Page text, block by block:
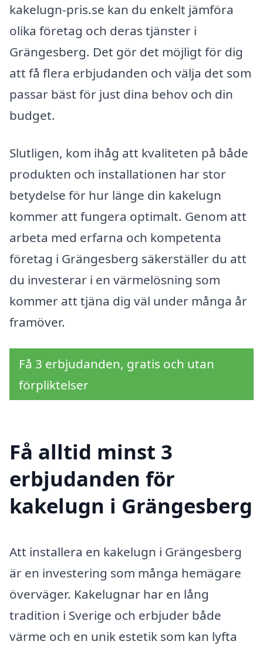
kakelugn-pris.se kan du enkelt jämföra
olika företag och deras tjänster i
Grängesberg. Det gör det möjligt för dig
att få flera erbjudanden och välja det som
passar bäst för just dina behov och din
budget.
Slutligen, kom ihåg att kvaliteten på både
produkten och installationen har stor
betydelse för hur länge din kakelugn
kommer att fungera optimalt. Genom att
arbeta med erfarna och kompetenta
företag i Grängesberg säkerställer du att
du investerar i en värmelösning som
kommer att tjäna dig väl under många år
framöver.
Få 3 erbjudanden, gratis och utan
förpliktelser
Få alltid minst 3
erbjudanden för
kakelugn i Grängesberg
Att installera en kakelugn i Grängesberg
är en investering som många hemägare
överväger. Kakelugnar har en lång
tradition i Sverige och erbjuder både
värme och en unik estetik som kan lyfta